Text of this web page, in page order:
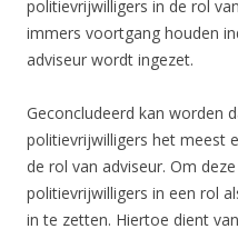
politievrijwilligers in de rol
immers voortgang houden
adviseur wordt ingezet.
Geconcludeerd kan worden
politievrijwilligers het meest
de rol van adviseur. Om
politievrijwilligers in een rol
in te zetten. Hiertoe dient